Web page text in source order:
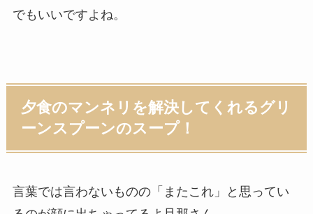
でもいいですよね。
夕食のマンネリを解決してくれるグリ
ーンスプーンのスープ！
言葉では言わないものの「またこれ」と思ってい